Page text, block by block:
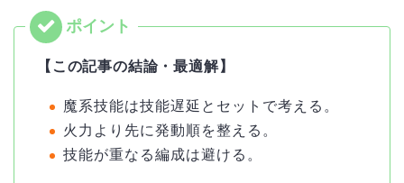
【この記事の結論・最適解】
魔系技能は技能遅延とセットで考える。
火力より先に発動順を整える。
技能が重なる編成は避ける。